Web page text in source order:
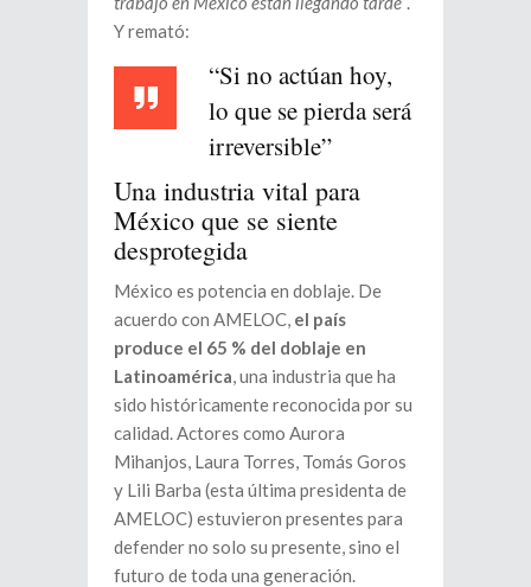
Y remató:
“Si no actúan hoy,
lo que se pierda será
irreversible”
Una industria vital para
México que se siente
desprotegida
México es potencia en doblaje. De
acuerdo con AMELOC, el país
produce el 65 % del doblaje en
Latinoamérica, una industria que ha
sido históricamente reconocida por su
calidad. Actores como Aurora
Mihanjos, Laura Torres, Tomás Goros
y Lili Barba (esta última presidenta de
AMELOC) estuvieron presentes para
defender no solo su presente, sino el
futuro de toda una generación.